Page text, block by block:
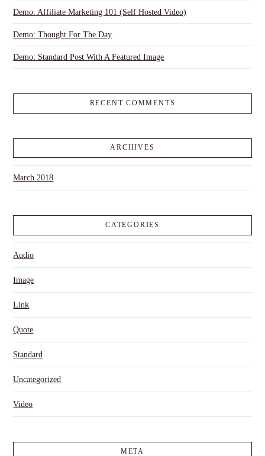
Demo: Affiliate Marketing 101 (Self Hosted Video)
Demo: Thought For The Day
Demo: Standard Post With A Featured Image
RECENT COMMENTS
ARCHIVES
March 2018
CATEGORIES
Audio
Image
Link
Quote
Standard
Uncategorized
Video
META